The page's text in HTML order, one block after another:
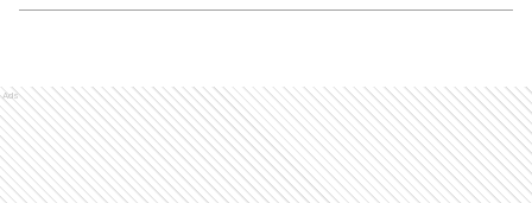
Ads